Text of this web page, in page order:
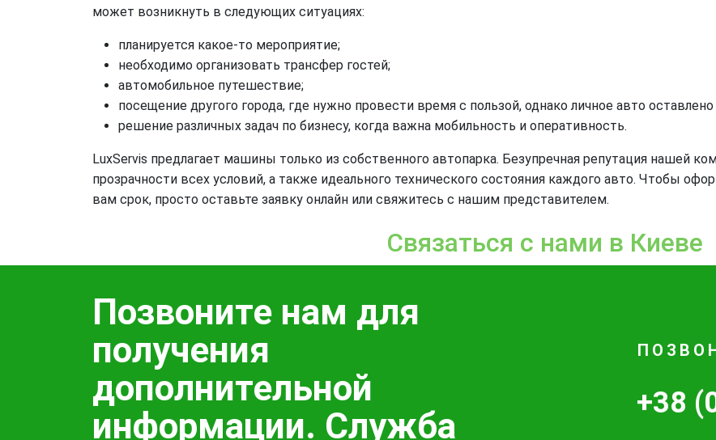
может возникнуть в следующих ситуациях:
планируется какое-то мероприятие;
необходимо организовать трансфер гостей;
автомобильное путешествие;
посещение другого города, где нужно провести время с пользой, однако личное авто
решение различных задач по бизнесу, когда важна мобильность и оперативность.
LuxServis предлагает машины только из собственного автопарка. Безупречная репутация нашей
прозрачности всех условий, а также идеального технического состояния каждого авто. Чтобы
вам срок, просто оставьте заявку онлайн или свяжитесь с нашим представителем.
Связаться с нами в Киеве
Позвоните нам для
получения
дополнительной
информации. Служба
+38